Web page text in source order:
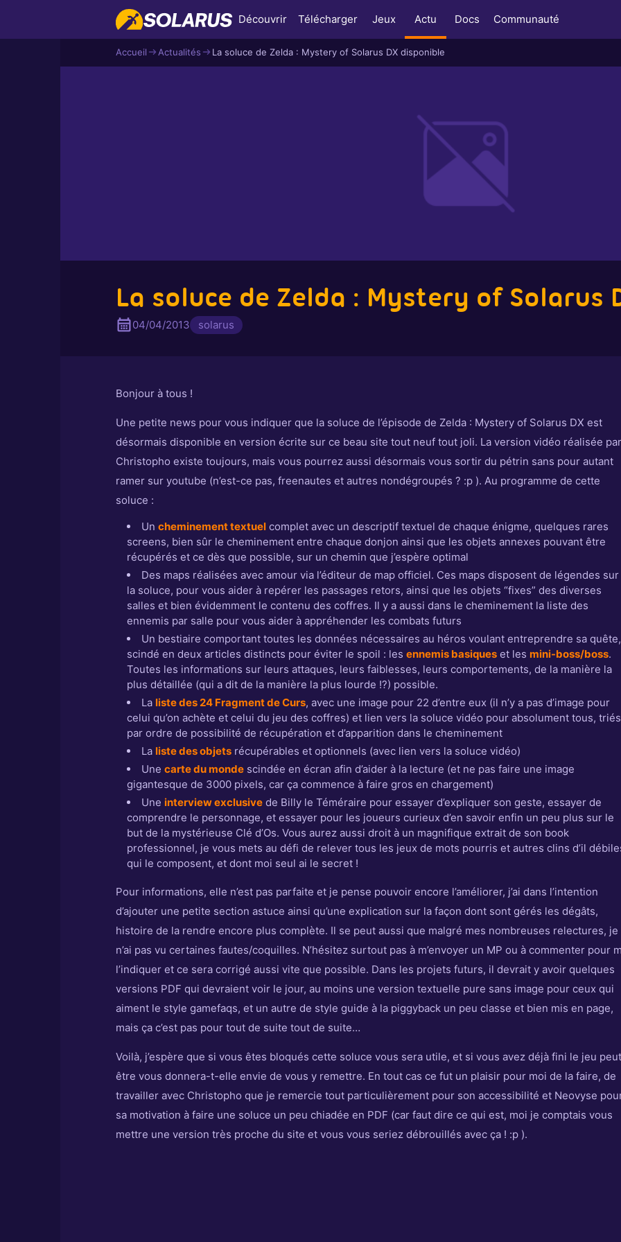
Découvrir Télécharger Jeux Actu Docs Communauté
Accueil Actualités La soluce de Zelda : Mystery of Solarus DX disponible
La soluce de Zelda : Mystery of Solarus
04/04/2013 solarus
Bonjour à tous !
Une petite news pour vous indiquer que la soluce de l’épisode de Zelda : Mystery of Solarus DX est
désormais disponible en version écrite sur ce beau site tout neuf tout joli. La version vidéo réalisée par
Christopho existe toujours, mais vous pourrez aussi désormais vous sortir du pétrin sans pour autant
ramer sur youtube (n’est-ce pas, freenautes et autres nondégroupés ? :p ). Au programme de cette
soluce :
Un cheminement textuel complet avec un descriptif textuel de chaque énigme, quelques rares
screens, bien sûr le cheminement entre chaque donjon ainsi que les objets annexes pouvant être
récupérés et ce dès que possible, sur un chemin que j’espère optimal
Des maps réalisées avec amour via l’éditeur de map officiel. Ces maps disposent de légendes sur
la soluce, pour vous aider à repérer les passages retors, ainsi que les objets “fixes” des diverses
salles et bien évidemment le contenu des coffres. Il y a aussi dans le cheminement la liste des
ennemis par salle pour vous aider à appréhender les combats futurs
Un bestiaire comportant toutes les données nécessaires au héros voulant entreprendre sa quête,
scindé en deux articles distincts pour éviter le spoil : les ennemis basiques et les mini-boss/boss.
Toutes les informations sur leurs attaques, leurs faiblesses, leurs comportements, de la manière la
plus détaillée (qui a dit de la manière la plus lourde !?) possible.
La liste des 24 Fragment de Curs, avec une image pour 22 d’entre eux (il n’y a pas d’image pour
celui qu’on achète et celui du jeu des coffres) et lien vers la soluce vidéo pour absolument tous, triés
par ordre de possibilité de récupération et d’apparition dans le cheminement
La liste des objets récupérables et optionnels (avec lien vers la soluce vidéo)
Une carte du monde scindée en écran afin d’aider à la lecture (et ne pas faire une image
gigantesque de 3000 pixels, car ça commence à faire gros en chargement)
Une interview exclusive de Billy le Téméraire pour essayer d’expliquer son geste, essayer de
comprendre le personnage, et essayer pour les joueurs curieux d’en savoir enfin un peu plus sur le
but de la mystérieuse Clé d’Os. Vous aurez aussi droit à un magnifique extrait de son book
professionnel, je vous mets au défi de relever tous les jeux de mots pourris et autres clins d’il
qui le composent, et dont moi seul ai le secret !
Pour informations, elle n’est pas parfaite et je pense pouvoir encore l’améliorer, j’ai dans l’intention
d’ajouter une petite section astuce ainsi qu’une explication sur la façon dont sont gérés les dégâts,
histoire de la rendre encore plus complète. Il se peut aussi que malgré mes nombreuses relectures, je
n’ai pas vu certaines fautes/coquilles. N’hésitez surtout pas à m’envoyer un MP ou à commenter pour
l’indiquer et ce sera corrigé aussi vite que possible. Dans les projets futurs, il devrait y avoir quelques
versions PDF qui devraient voir le jour, au moins une version textuelle pure sans image pour ceux qui
aiment le style gamefaqs, et un autre de style guide à la piggyback un peu classe et bien mis en page,
mais ça c’est pas pour tout de suite tout de suite…
Voilà, j’espère que si vous êtes bloqués cette soluce vous sera utile, et si vous avez déjà fini le jeu
être vous donnera-t-elle envie de vous y remettre. En tout cas ce fut un plaisir pour moi de la faire, de
travailler avec Christopho que je remercie tout particulièrement pour son accessibilité et Neovyse
sa motivation à faire une soluce un peu chiadée en PDF (car faut dire ce qui est, moi je comptais vous
mettre une version très proche du site et vous vous seriez débrouillés avec ça ! :p ).